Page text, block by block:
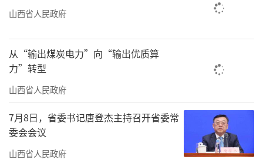
山西省人民政府
从“输出煤炭电力”向“输出优质算
力”转型
山西省人民政府
7月8日，省委书记唐登杰主持召开省委常
委会会议
山西省人民政府